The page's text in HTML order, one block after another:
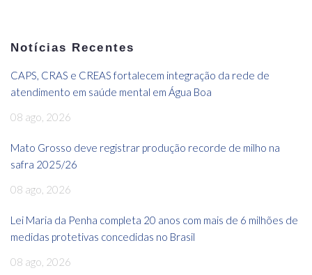
Notícias Recentes
CAPS, CRAS e CREAS fortalecem integração da rede de
atendimento em saúde mental em Água Boa
08 ago, 2026
Mato Grosso deve registrar produção recorde de milho na
safra 2025/26
08 ago, 2026
Lei Maria da Penha completa 20 anos com mais de 6 milhões de
medidas protetivas concedidas no Brasil
08 ago, 2026